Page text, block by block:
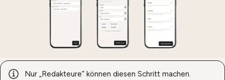
Nur „Redakteure” können diesen Schritt machen.